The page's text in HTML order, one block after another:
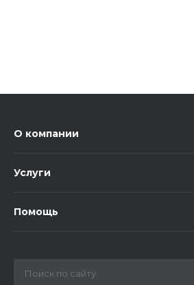
О компании
Услуги
Помощь